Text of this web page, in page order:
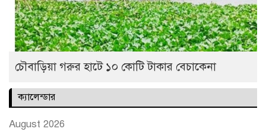
চৌবাড়িয়া গরুর হাটে ১০ কোটি টাকার বেচাকেনা
ক্যালেন্ডার
August 2026